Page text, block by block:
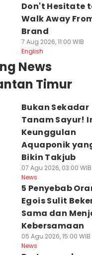
Don't Hesitate
Walk Away
Brand
7 Aug 2026, 11:00 WIB
English
News
Timur
Bukan Sekadar
Tanam Sayur!
Keunggulan
Aquaponik
Bikin Takjub
07 Agu 2026, 03:00 WIB
News
5 Penyebab
Egois Sulit
Sama dan
Kebersamaan
05 Agu 2026, 15:00 WIB
News